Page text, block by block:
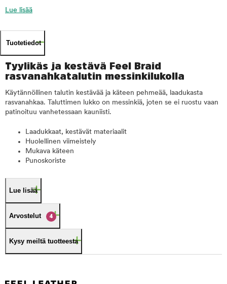
Lue lisää
Tuotetiedot
Tyylikäs ja kestävä Feel Braid
rasvanahkatalutin messinkilukolla
Käytännöllinen talutin kestävää ja käteen pehmeää, laadukasta
rasvanahkaa. Taluttimen lukko on messinkiä, joten se ei ruostu vaan
patinoituu vanhetessaan kauniisti.
Laadukkaat, kestävät materiaalit
Huolellinen viimeistely
Mukava käteen
Punoskoriste
Lue lisää
Arvostelut 4
Kysy meiltä tuotteesta